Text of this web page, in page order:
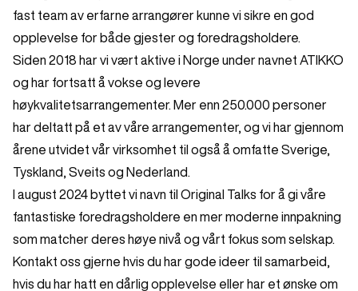
fast team av erfarne arrangører kunne vi sikre en god
opplevelse for både gjester og foredragsholdere.
Siden 2018 har vi vært aktive i Norge under navnet ATIKKO
og har fortsatt å vokse og levere
høykvalitetsarrangementer. Mer enn 250.000 personer
har deltatt på et av våre arrangementer, og vi har gjennom
årene utvidet vår virksomhet til også å omfatte Sverige,
Tyskland, Sveits og Nederland.
I august 2024 byttet vi navn til Original Talks for å gi våre
fantastiske foredragsholdere en mer moderne innpakning
som matcher deres høye nivå og vårt fokus som selskap.
Kontakt oss gjerne hvis du har gode ideer til samarbeid,
hvis du har hatt en dårlig opplevelse eller har et ønske om